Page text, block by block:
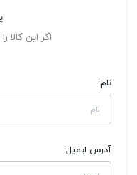
اگر این کالا
نام:
آدرس ایمیل: